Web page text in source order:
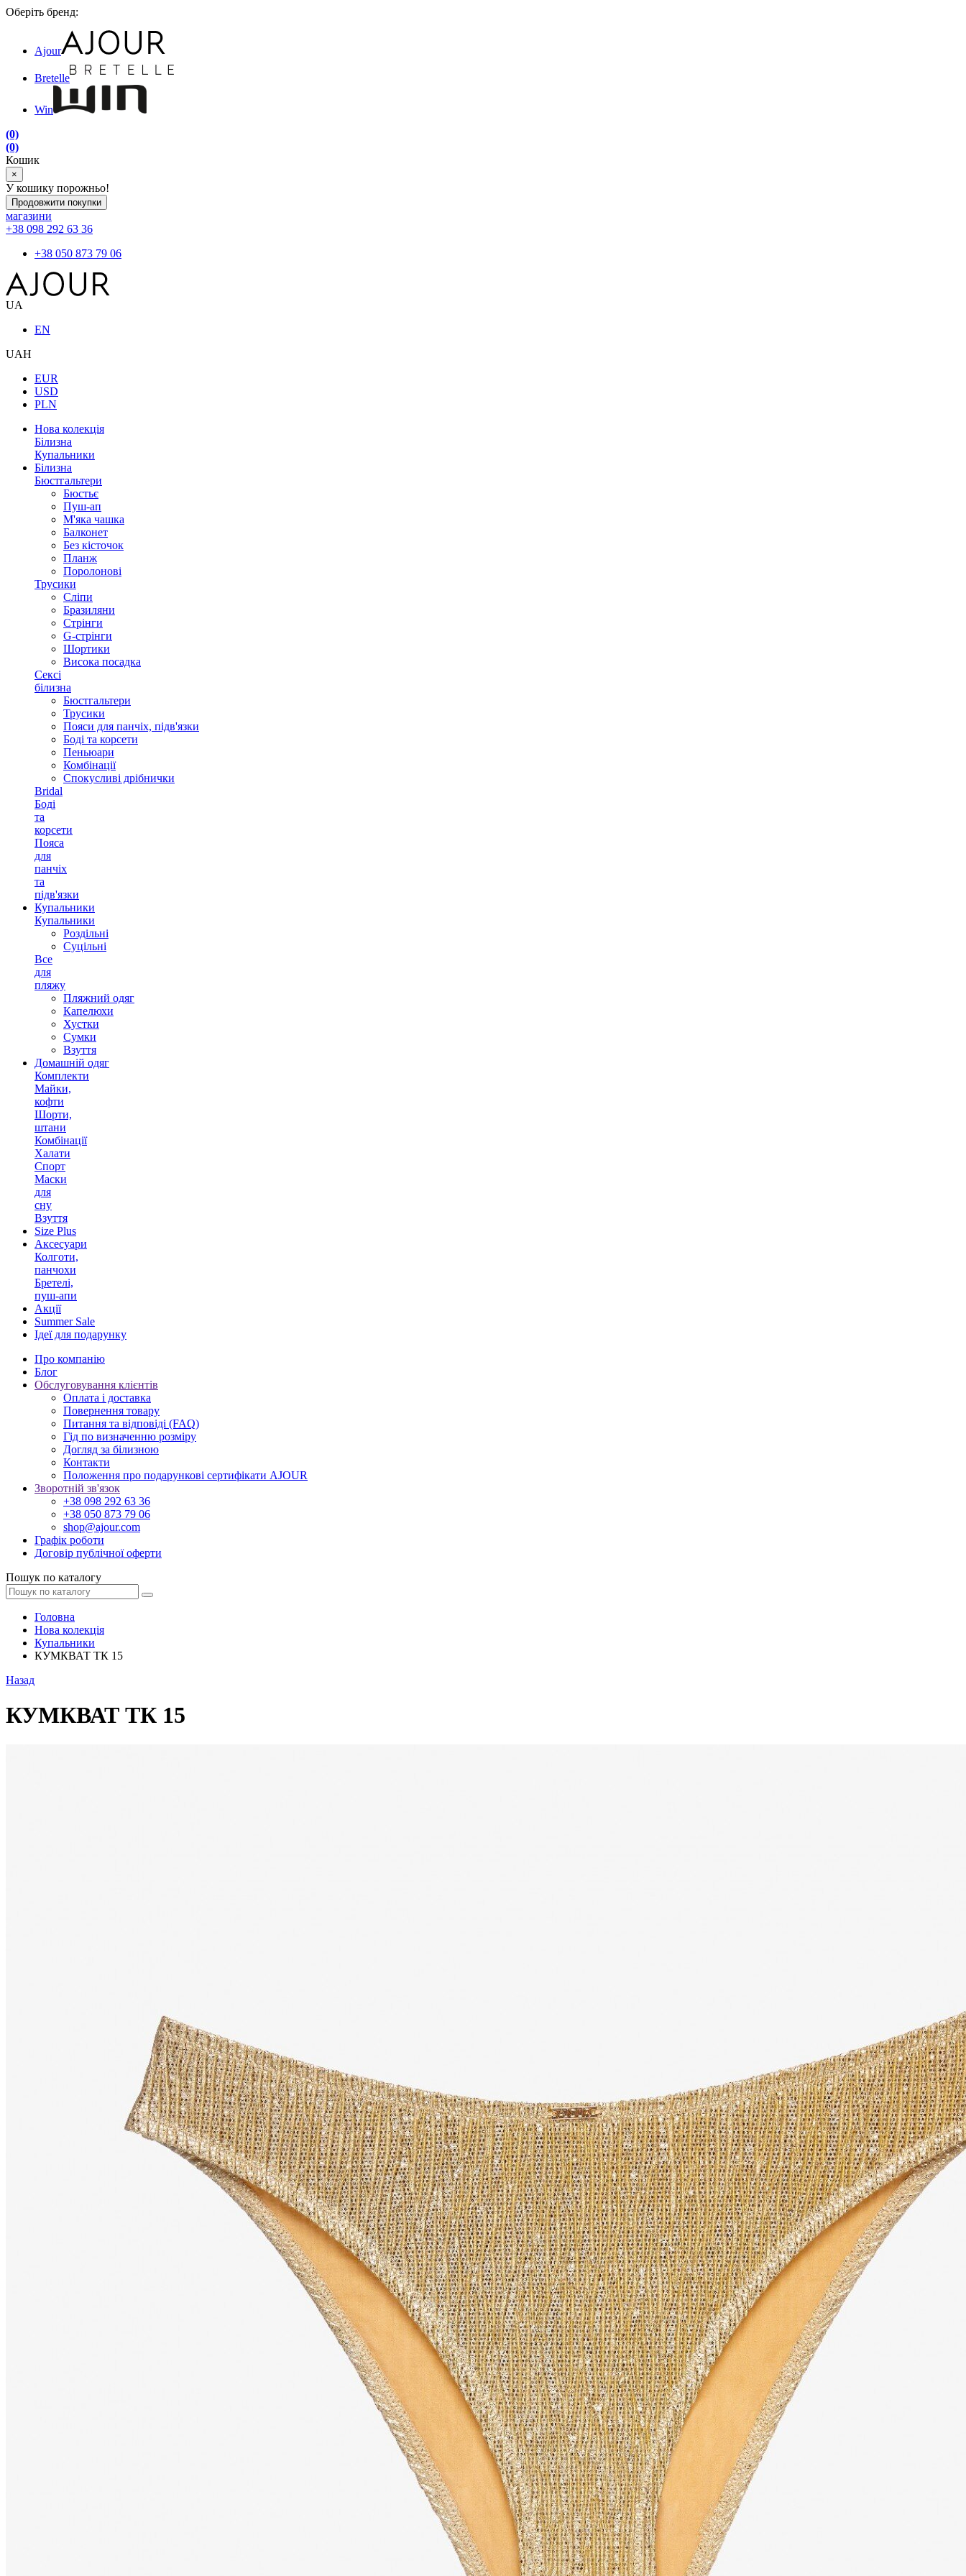
Оберіть бренд:
Ajour
Bretelle
Win
(0)
(0)
Кошик
×
У кошику порожньо!
Продовжити покупки
магазини
+38 098 292 63 36
+38 050 873 79 06
UA
EN
UAH
EUR
USD
PLN
Нова колекція
Білизна
Купальники
Білизна
Бюстгальтери
Бюстьє
Пуш-ап
М'яка чашка
Балконет
Без кісточок
Планж
Поролонові
Трусики
Сліпи
Бразиляни
Стрінги
G-стрінги
Шортики
Висока посадка
Сексі
білизна
Бюстгальтери
Трусики
Пояси для панчіх, підв'язки
Боді та корсети
Пеньюари
Комбінації
Спокусливі дрібнички
Bridal
Боді
та
корсети
Пояса
для
панчіх
та
підв'язки
Купальники
Купальники
Роздільні
Суцільні
Все
для
пляжу
Пляжний одяг
Капелюхи
Хустки
Сумки
Взуття
Домашній одяг
Комплекти
Майки,
кофти
Шорти,
штани
Комбінації
Халати
Спорт
Маски
для
сну
Взуття
Size Plus
Аксесуари
Колготи,
панчохи
Бретелі,
пуш-апи
Акції
Summer Sale
Ідеї для подарунку
Про компанію
Блог
Обслуговування клієнтів
Оплата і доставка
Повернення товару
Питання та відповіді (FAQ)
Гід по визначенню розміру
Догляд за білизною
Контакти
Положення про подарункові сертифікати AJOUR
Зворотній зв'язок
+38 098 292 63 36
+38 050 873 79 06
shop@ajour.com
Графік роботи
Договір публічної оферти
Пошук по каталогу
Головна
Нова колекція
Купальники
КУМКВАТ ТК 15
Назад
КУМКВАТ ТК 15